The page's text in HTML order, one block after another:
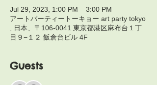
Jul 29, 2023, 1:00 PM – 3:00 PM
アートパーティートーキョー art party tokyo
, 日本、〒106-0041 東京都港区麻布台１丁
目９−１２ 飯倉台ビル 4F
Guests